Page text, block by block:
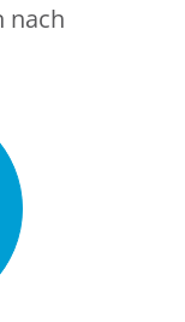
nach